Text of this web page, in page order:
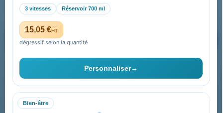
3 vitesses Réservoir 700 ml
15,05 €HT
dégressif selon la quantité
Personnaliser→
Bien-être
Vous pouvez vous désinscrire à tout moment. Vous trouverez pour
cela nos informations de contact dans les conditions d'utilisation du
site.